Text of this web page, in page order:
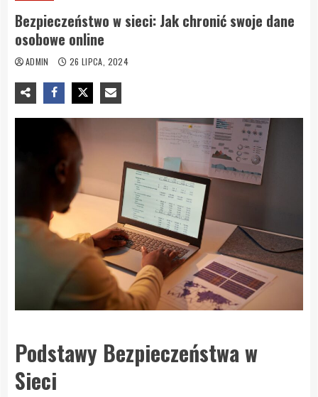
Bezpieczeństwo w sieci: Jak chronić swoje dane
osobowe online
ADMIN 26 LIPCA, 2024
Podstawy Bezpieczeństwa w
Sieci